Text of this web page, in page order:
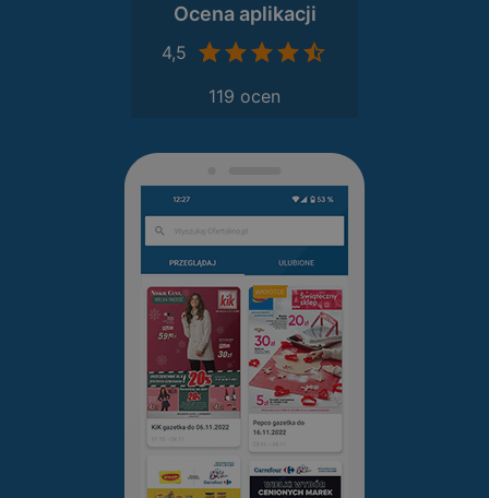
Ocena aplikacji
4,5
119 ocen